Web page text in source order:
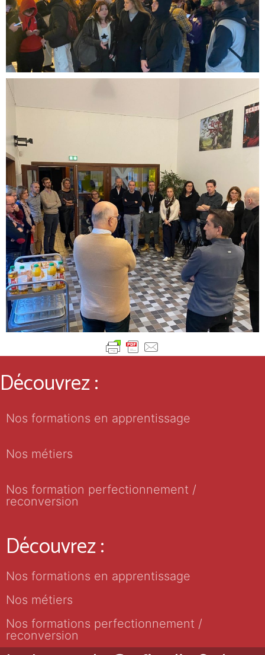
Découvrez :
Nos formations en apprentissage
Nos métiers
Nos formation perfectionnement /
reconversion
Découvrez :
Nos formations en apprentissage
Nos métiers
Nos formations perfectionnement /
reconversion